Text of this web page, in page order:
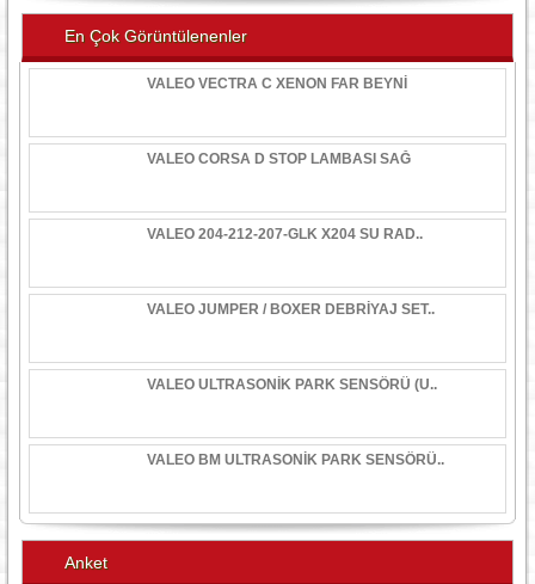
En Çok Görüntülenenler
VALEO VECTRA C XENON FAR BEYNİ
VALEO CORSA D STOP LAMBASI SAĞ
VALEO 204-212-207-GLK X204 SU RAD..
VALEO JUMPER / BOXER DEBRİYAJ SET..
VALEO ULTRASONİK PARK SENSÖRÜ (U..
VALEO BM ULTRASONİK PARK SENSÖRÜ..
Anket